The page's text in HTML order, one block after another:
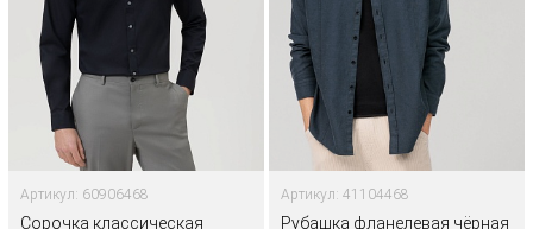
Артикул: 60906468
Сорочка классическая
Артикул: 41104468
Рубашка фланелевая чёрная